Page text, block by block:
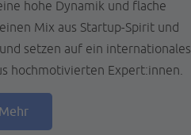
hohe Dynamik und flache
Mix aus Startup-Spirit und
setzen auf ein internationales
hochmotivierten Expert:innen.
Mehr